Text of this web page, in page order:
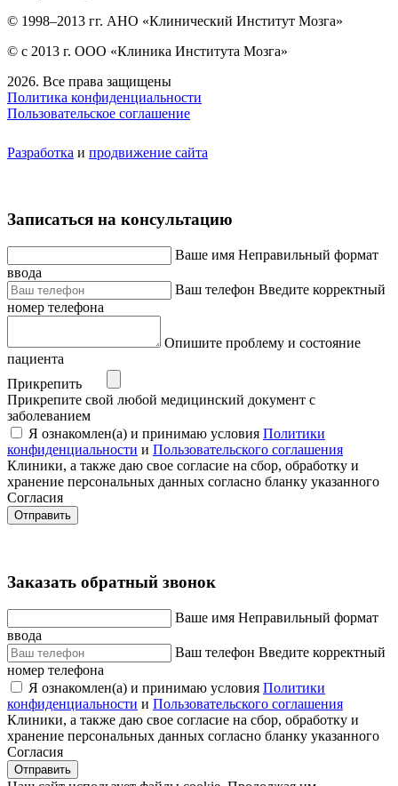
© 1998–2013 гг. АНО «Клинический Институт Мозга»
© с 2013 г. ООО «Клиника Института Мозга»
2026. Все права защищены
Политика конфиденциальности
Пользовательское соглашение
Разработка и продвижение сайта
Записаться на консультацию
Ваше имя Неправильный формат
ввода
Ваш телефон Введите корректный
номер телефона
Опишите проблему и состояние
пациента
Прикрепить
Прикрепите свой любой медицинский документ с
заболеванием
Я ознакомлен(а) и принимаю условия Политики
конфиденциальности и Пользовательского соглашения
Клиники, а также даю свое согласие на сбор, обработку и
хранение персональных данных согласно бланку указанного
Согласия
Отправить
Заказать обратный звонок
Ваше имя Неправильный формат
ввода
Ваш телефон Введите корректный
номер телефона
Я ознакомлен(а) и принимаю условия Политики
конфиденциальности и Пользовательского соглашения
Клиники, а также даю свое согласие на сбор, обработку и
хранение персональных данных согласно бланку указанного
Согласия
Отправить